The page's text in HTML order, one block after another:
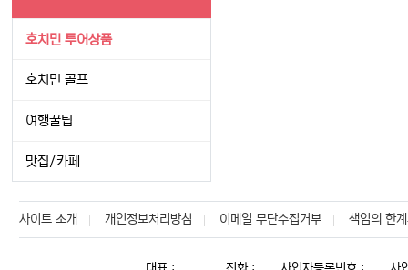
호치민 투어상품
호치민 골프
여행꿀팁
맛집/카페
사이트 소개 개인정보처리방침 이메일 무단수집거부 책임의 한